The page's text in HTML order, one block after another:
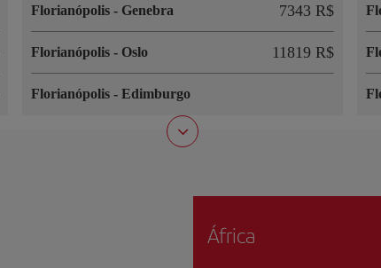
Florianópolis - Genebra 7343 R$
Florianópolis - Oslo 11819 R$
Florianópolis - Edimburgo
África